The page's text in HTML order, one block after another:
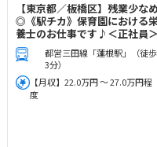
【東京都／板橋区】残業少なめ
◎《駅チカ》保育園における
養士のお仕事です♪＜正社員＞
都営三田線「蓮根駅」（徒歩
3分）
【月収】22.0万円 ～ 27.0万円程
度